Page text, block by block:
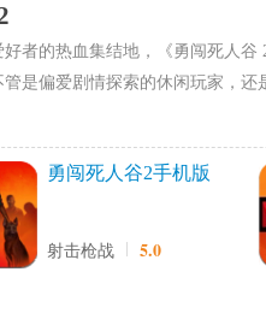
者的热血集结地，《勇闯死人
是偏爱剧情探索的休闲玩家，
勇闯死人谷2手机版
射击枪战 5.0